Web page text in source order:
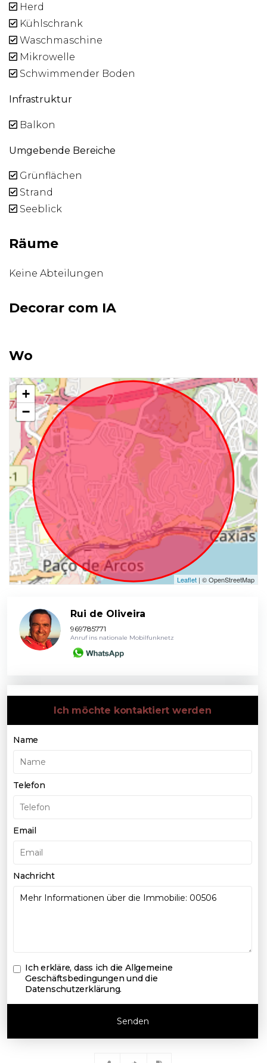
Herd
Kühlschrank
Waschmaschine
Mikrowelle
Schwimmender Boden
Infrastruktur
Balkon
Umgebende Bereiche
Grünflächen
Strand
Seeblick
Räume
Keine Abteilungen
Decorar com IA
Wo
+
−
Leaflet | © OpenStreetMap
Rui de Oliveira
969785771
Anruf ins nationale Mobilfunknetz
Ich möchte kontaktiert werden
Name
Telefon
Email
Nachricht
Ich erkläre, dass ich dieAllgemeine
Geschäftsbedingungen und die
Datenschutzerklärung.
Senden